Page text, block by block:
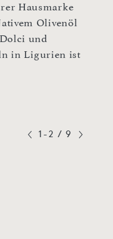
Hausmarke
Olivenöl
und
in Ligurien ist
1-2 / 9